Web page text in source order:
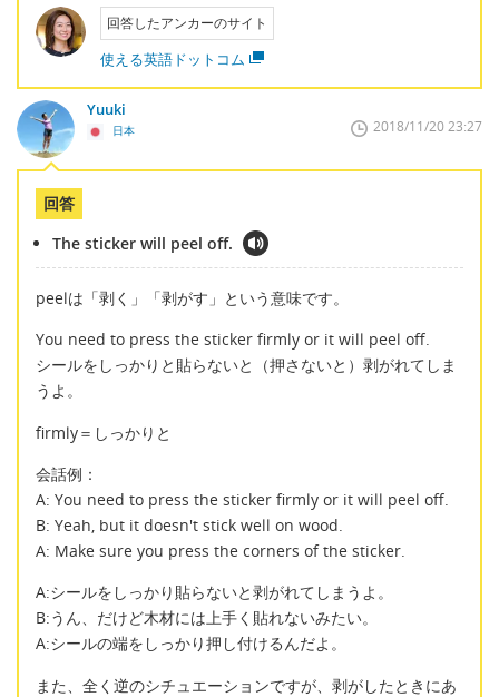
回答したアンカーのサイト
使える英語ドットコム
Yuuki
日本 2018/11/20 23:27
回答
The sticker will peel off.
peelは「剥く」「剥がす」という意味です。
You need to press the sticker firmly or it will peel off.
シールをしっかりと貼らないと（押さないと）剥がれてしま
うよ。
firmly＝しっかりと
会話例：
A: You need to press the sticker firmly or it will peel off.
B: Yeah, but it doesn't stick well on wood.
A: Make sure you press the corners of the sticker.
A:シールをしっかり貼らないと剥がれてしまうよ。
B:うん、だけど木材には上手く貼れないみたい。
A:シールの端をしっかり押し付けるんだよ。
また、全く逆のシチュエーションですが、剥がしたときにあ